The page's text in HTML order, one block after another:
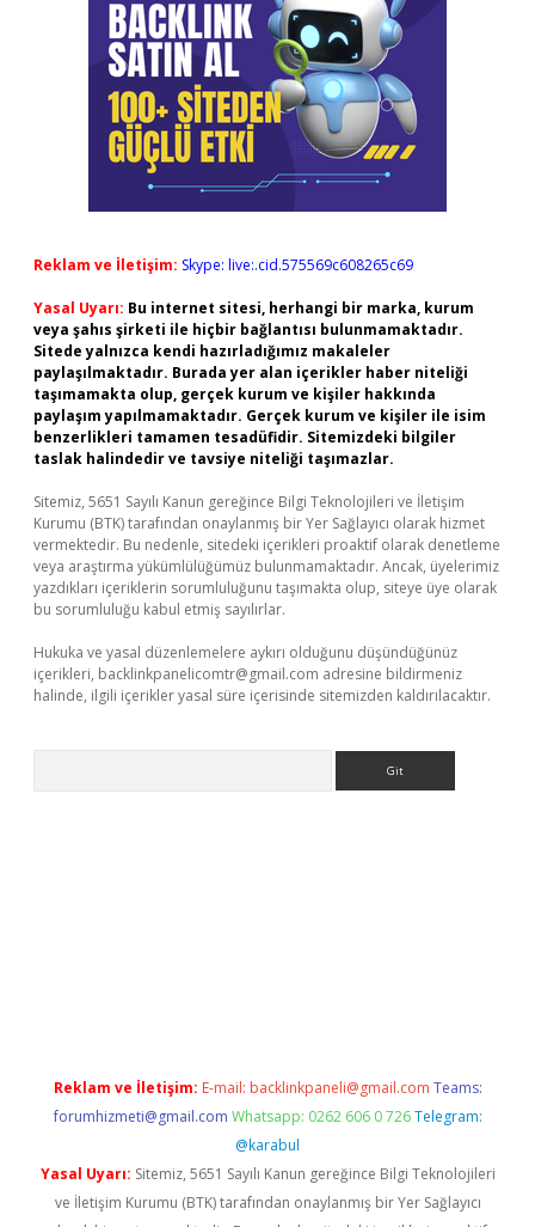
Reklam ve İletişim: Skype: live:.cid.575569c608265c69
Yasal Uyarı: Bu internet sitesi, herhangi bir marka, kurum
veya şahıs şirketi ile hiçbir bağlantısı bulunmamaktadır.
Sitede yalnızca kendi hazırladığımız makaleler
paylaşılmaktadır. Burada yer alan içerikler haber niteliği
taşımamakta olup, gerçek kurum ve kişiler hakkında
paylaşım yapılmamaktadır. Gerçek kurum ve kişiler ile isim
benzerlikleri tamamen tesadüfidir. Sitemizdeki bilgiler
taslak halindedir ve tavsiye niteliği taşımazlar.
Sitemiz, 5651 Sayılı Kanun gereğince Bilgi Teknolojileri ve İletişim
Kurumu (BTK) tarafından onaylanmış bir Yer Sağlayıcı olarak hizmet
vermektedir. Bu nedenle, sitedeki içerikleri proaktif olarak denetleme
veya araştırma yükümlülüğümüz bulunmamaktadır. Ancak, üyelerimiz
yazdıkları içeriklerin sorumluluğunu taşımakta olup, siteye üye olarak
bu sorumluluğu kabul etmiş sayılırlar.
Hukuka ve yasal düzenlemelere aykırı olduğunu düşündüğünüz
içerikleri, backlinkpanelicomtr@gmail.com adresine bildirmeniz
halinde, ilgili içerikler yasal süre içerisinde sitemizden kaldırılacaktır.
Reklam ve İletişim: E-mail: backlinkpaneli@gmail.com Teams:
forumhizmeti@gmail.com Whatsapp: 0262 606 0 726 Telegram:
@karabul
Yasal Uyarı: Sitemiz, 5651 Sayılı Kanun gereğince Bilgi Teknolojileri
ve İletişim Kurumu (BTK) tarafından onaylanmış bir Yer Sağlayıcı